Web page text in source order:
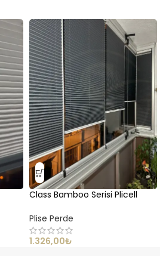
Class Bamboo Serisi Plicell
Plise Perde
1.326,00₺